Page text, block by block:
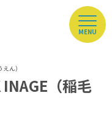
MENU
INAGE（稲毛